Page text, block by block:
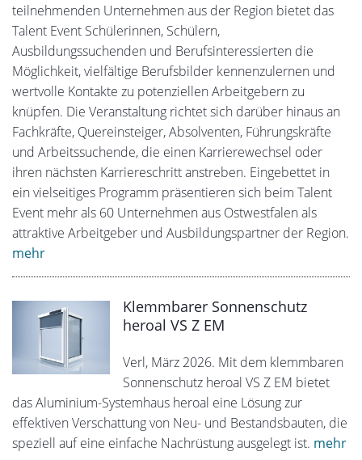
teilnehmenden Unternehmen aus der Region bietet das
Talent Event Schülerinnen, Schülern,
Ausbildungssuchenden und Berufsinteressierten die
Möglichkeit, vielfältige Berufsbilder kennenzulernen und
wertvolle Kontakte zu potenziellen Arbeitgebern zu
knüpfen. Die Veranstaltung richtet sich darüber hinaus an
Fachkräfte, Quereinsteiger, Absolventen, Führungskräfte
und Arbeitssuchende, die einen Karrierewechsel oder
ihren nächsten Karriereschritt anstreben. Eingebettet in
ein vielseitiges Programm präsentieren sich beim Talent
Event mehr als 60 Unternehmen aus Ostwestfalen als
attraktive Arbeitgeber und Ausbildungspartner der Region.
mehr
Klemmbarer Sonnenschutz
heroal VS Z EM
Verl, März 2026. Mit dem klemmbaren
Sonnenschutz heroal VS Z EM bietet
das Aluminium-Systemhaus heroal eine Lösung zur
effektiven Verschattung von Neu- und Bestandsbauten, die
speziell auf eine einfache Nachrüstung ausgelegt ist. mehr